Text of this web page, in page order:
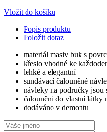
Vložit do košíku
Popis produktu
Položit dotaz
materiál masiv buk s
křeslo vhodné ke
lehké a elegantní
sundávací čalouněné
návleky na područky jsou
čalounění do vlastní látky
dodáváno v demontu